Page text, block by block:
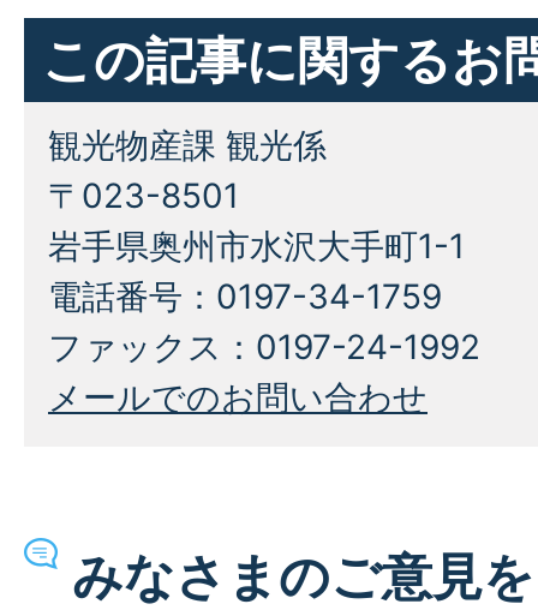
この記事に関するお
観光物産課 観光係
〒023-8501
岩手県奥州市水沢大手町1-1
電話番号：0197-34-1759
ファックス：0197-24-1992
メールでのお問い合わせ
みなさまのご意見